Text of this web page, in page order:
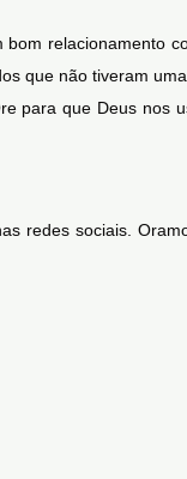
relacionamento
que não tiveram
para que Deus nos
redes sociais.